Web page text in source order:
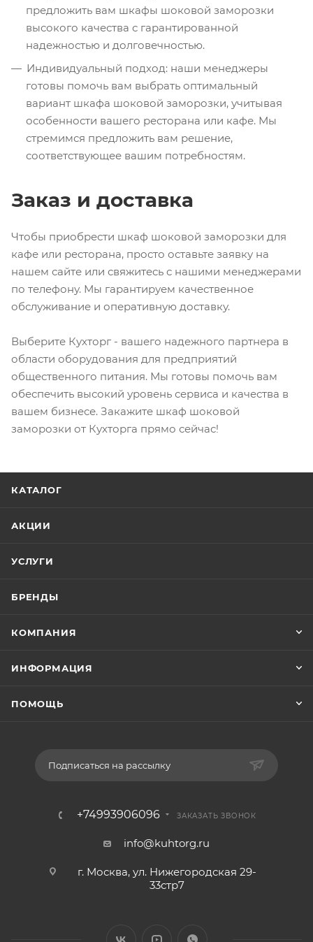
предложить вам шкафы шоковой заморозки
высокого качества с гарантированной
надежностью и долговечностью.
Индивидуальный подход: наши менеджеры
готовы помочь вам выбрать оптимальный
вариант шкафа шоковой заморозки, учитывая
особенности вашего ресторана или кафе. Мы
стремимся предложить вам решение,
соответствующее вашим потребностям.
Заказ и доставка
Чтобы приобрести шкаф шоковой заморозки для
кафе или ресторана, просто оставьте заявку на
нашем сайте или свяжитесь с нашими менеджерами
по телефону. Мы гарантируем качественное
обслуживание и оперативную доставку.
Выберите Кухторг - вашего надежного партнера в
области оборудования для предприятий
общественного питания. Мы готовы помочь вам
обеспечить высокий уровень сервиса и качества в
вашем бизнесе. Закажите шкаф шоковой
заморозки от Кухторга прямо сейчас!
КАТАЛОГ
АКЦИИ
УСЛУГИ
БРЕНДЫ
КОМПАНИЯ
ИНФОРМАЦИЯ
ПОМОЩЬ
Подписаться на рассылку
+74993906096 ЗАКАЗАТЬ ЗВОНОК
info@kuhtorg.ru
г. Москва, ул. Нижегородская 29-
33стр7